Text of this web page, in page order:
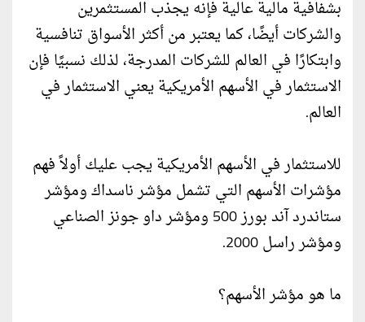
بشفافية مالية عالية فإنه يجذب المستثمرين
والشركات أيضًا، كما يعتبر من أكثر الأسواق تنافسية
وابتكارًا في العالم للشركات المدرجة، لذلك نسبيًا فإن
الاستثمار في الأسهم الأمريكية يعني الاستثمار في
العالم.
للاستثمار في الأسهم الأمريكية يجب عليك أولاً فهم
مؤشرات الأسهم التي تشمل مؤشر ناسداك ومؤشر
ستاندرد آند بورز 500 ومؤشر داو جونز الصناعي
ومؤشر راسل 2000.
ما هو مؤشر الأسهم؟